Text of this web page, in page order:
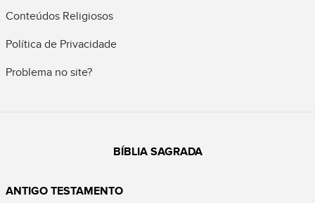
Conteúdos Religiosos
Política de Privacidade
Problema no site?
BÍBLIA SAGRADA
ANTIGO TESTAMENTO